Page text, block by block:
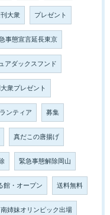
大衆 プレゼント
事態宣言延長東京
アダックスフンド
衆プレゼント
ンティア 募集
真だこの唐揚げ
緊急事態解除岡山
館・オープン 送料無料
姉妹オリンピック出場